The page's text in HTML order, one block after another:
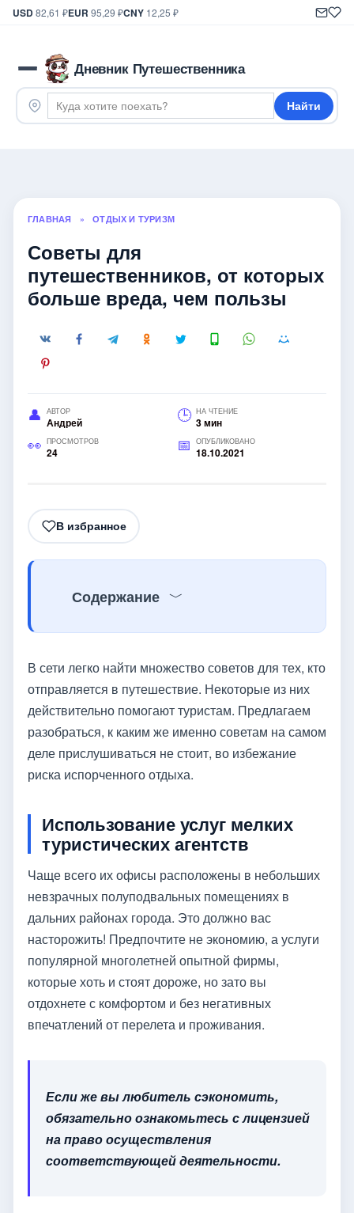
USD82,61 ₽EUR 95,29 ₽CNY 12,25 ₽
Дневник Путешественника
Найти
ГЛАВНАЯ » ОТДЫХ И ТУРИЗМ
Советы для
путешественников, от которых
больше вреда, чем пользы
АВТОР
Андрей
НА ЧТЕНИЕ
3 мин
ПРОСМОТРОВ
24
ОПУБЛИКОВАНО
18.10.2021
В избранное
Содержание
В сети легко найти множество советов для тех, кто
отправляется в путешествие. Некоторые из них
действительно помогают туристам. Предлагаем
разобраться, к каким же именно советам на самом
деле прислушиваться не стоит, во избежание
риска испорченного отдыха.
Использование услуг мелких
туристических агентств
Чаще всего их офисы расположены в небольших
невзрачных полуподвальных помещениях в
дальних районах города. Это должно вас
насторожить! Предпочтите не экономию, а услуги
популярной многолетней опытной фирмы,
которые хоть и стоят дороже, но зато вы
отдохнете с комфортом и без негативных
впечатлений от перелета и проживания.
Если же вы любитель сэкономить,
обязательно ознакомьтесь с лицензией
на право осуществления
соответствующей деятельности.